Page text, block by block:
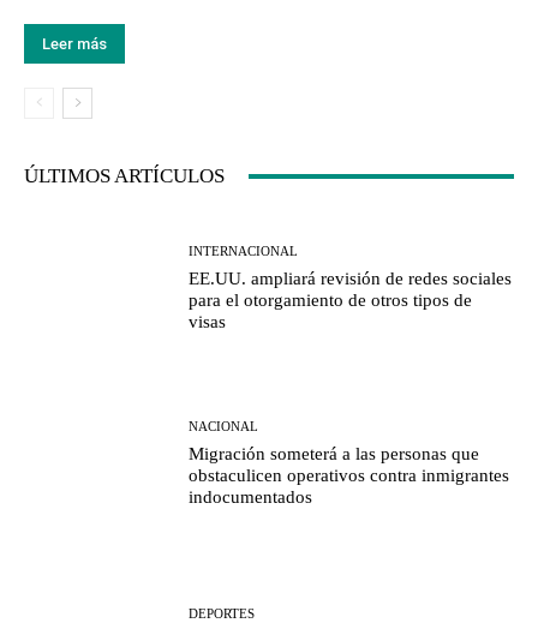
Leer más
ÚLTIMOS ARTÍCULOS
INTERNACIONAL
EE.UU. ampliará revisión de redes sociales
para el otorgamiento de otros tipos de
visas
NACIONAL
Migración someterá a las personas que
obstaculicen operativos contra inmigrantes
indocumentados
DEPORTES